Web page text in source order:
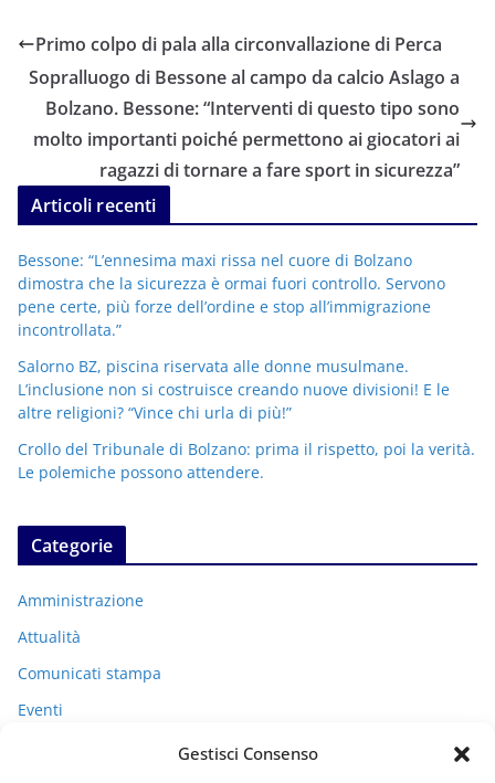
Gestisci Consenso
Primo colpo di pala alla circonvallazione di Perca
Sopralluogo di Bessone al campo da calcio Aslago a
Bolzano. Bessone: “Interventi di questo tipo sono
molto importanti poiché permettono ai giocatori ai
ragazzi di tornare a fare sport in sicurezza”
Articoli recenti
Bessone: “L’ennesima maxi rissa nel cuore di Bolzano
dimostra che la sicurezza è ormai fuori controllo. Servono
pene certe, più forze dell’ordine e stop all’immigrazione
incontrollata.”
Salorno BZ, piscina riservata alle donne musulmane.
L’inclusione non si costruisce creando nuove divisioni! E le
altre religioni? “Vince chi urla di più!”
Crollo del Tribunale di Bolzano: prima il rispetto, poi la verità.
Le polemiche possono attendere.
Categorie
Amministrazione
Attualità
Comunicati stampa
Eventi